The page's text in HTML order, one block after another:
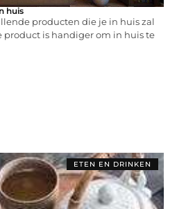
huis
producten die je in huis zal
product is handiger om in huis te
ETEN EN DRINKEN